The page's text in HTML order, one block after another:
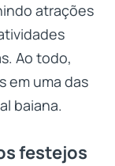
atrações
Ao todo,
em uma das
baiana.
festejos